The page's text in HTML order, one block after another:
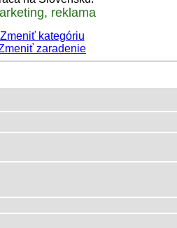
reklama
Zmeniť kategóriu
zaradenie